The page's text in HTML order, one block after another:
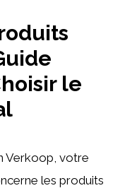
le
Verkoop, votre
les produits